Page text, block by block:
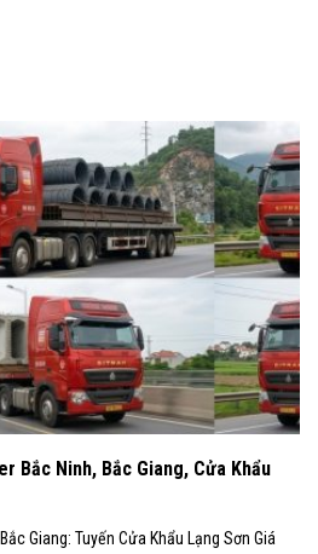
Bắc Ninh, Bắc Giang, Cửa Khẩu
Giang: Tuyến Cửa Khẩu Lạng Sơn Giá